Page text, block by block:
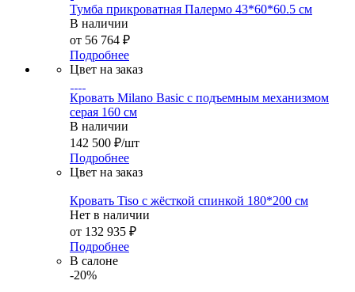
Тумба прикроватная Палермо 43*60*60.5 см
В наличии
от 56 764 ₽
Подробнее
Цвет на заказ
Кровать Milano Basic с подъемным механизмом
серая 160 см
В наличии
142 500 ₽/шт
Подробнее
Цвет на заказ
Кровать Tiso с жёсткой спинкой 180*200 см
Нет в наличии
от 132 935 ₽
Подробнее
В салоне
-20%